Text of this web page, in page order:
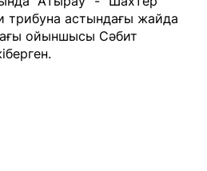
трибуна астындағы жайда
ойыншысы Сәбит